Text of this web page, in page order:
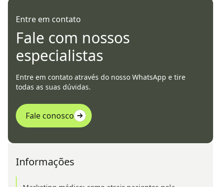
Entre em contato
Fale com nossos
especialistas
Entre em contato através do nosso WhatsApp e tire
todas as suas dúvidas.
Fale conosco
Informações